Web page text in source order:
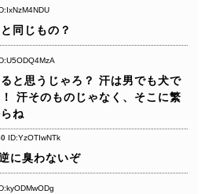
同じもの？
と思うじゃろ？ 汗は男でも犬で
汗そのものじゃなく、そこに繁
ね
ID:YzOTIwNTk
に臭わないぞ